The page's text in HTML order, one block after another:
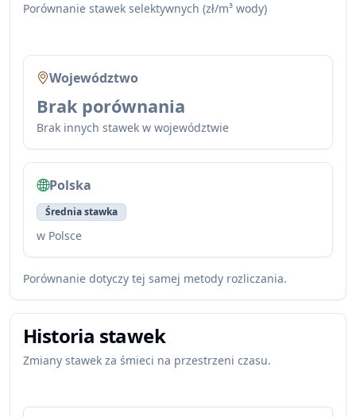
Porównanie stawek selektywnych (zł/m³ wody)
Województwo
Brak porównania
Brak innych stawek w województwie
Polska
Średnia stawka
w Polsce
Porównanie dotyczy tej samej metody rozliczania.
Historia stawek
Zmiany stawek za śmieci na przestrzeni czasu.